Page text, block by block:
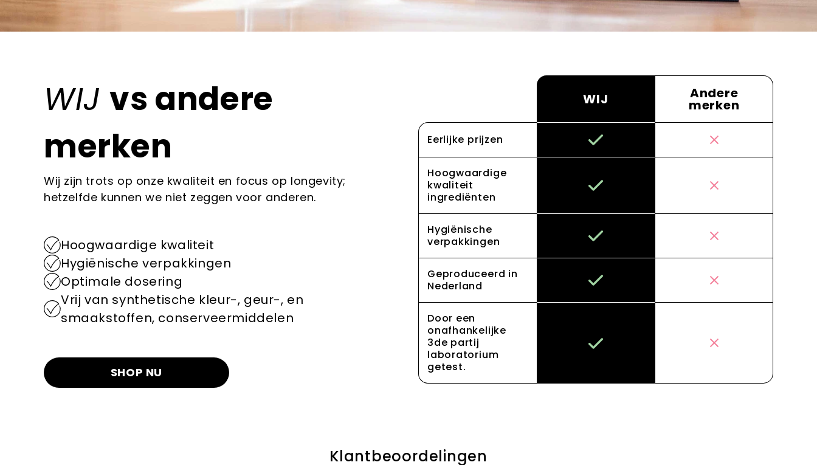
WIJ vs andere
merken
Wij zijn trots op onze kwaliteit en focus op longevity;
hetzelfde kunnen we niet zeggen voor anderen.
Hoogwaardige kwaliteit
Hygiënische verpakkingen
Optimale dosering
Vrij van synthetische kleur-, geur-, en
smaakstoffen, conserveermiddelen
SHOP NU
WIJ Andere
merken
Eerlijke prijzen
Hoogwaardige
kwaliteit
ingrediënten
Hygiënische
verpakkingen
Geproduceerd in
Nederland
Door een
onafhankelijke
3de partij
laboratorium
getest.
Klantbeoordelingen